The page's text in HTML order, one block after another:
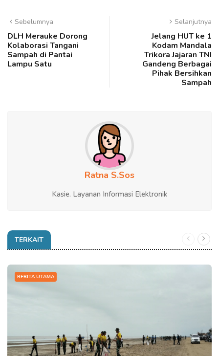
Sebelumnya
DLH Merauke Dorong
Kolaborasi Tangani
Sampah di Pantai
Lampu Satu
Selanjutnya
Jelang HUT ke 1
Kodam Mandala
Trikora Jajaran TNI
Gandeng Berbagai
Pihak Bersihkan
Sampah
Ratna S.Sos
Kasie. Layanan Informasi Elektronik
TERKAIT
BERITA UTAMA